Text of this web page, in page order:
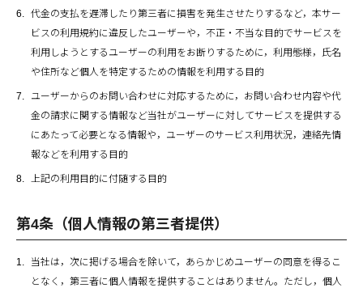
代金の支払を遅滞したり第三者に損害を発生させたりするなど，本サー
ビスの利用規約に違反したユーザーや，不正・不当な目的でサービスを
利用しようとするユーザーの利用をお断りするために，利用態様，氏名
や住所など個人を特定するための情報を利用する目的
ユーザーからのお問い合わせに対応するために，お問い合わせ内容や代
金の請求に関する情報など当社がユーザーに対してサービスを提供する
にあたって必要となる情報や，ユーザーのサービス利用状況，連絡先情
報などを利用する目的
上記の利用目的に付随する目的
第4条（個人情報の第三者提供）
当社は，次に掲げる場合を除いて，あらかじめユーザーの同意を得るこ
となく，第三者に個人情報を提供することはありません。ただし，個人